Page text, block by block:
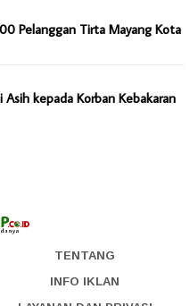
Pelanggan Tirta Mayang Kota
Asih kepada Korban Kebakaran
TENTANG
INFO IKLAN